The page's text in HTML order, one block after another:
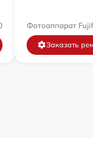
Фотоаппарат
Заказать